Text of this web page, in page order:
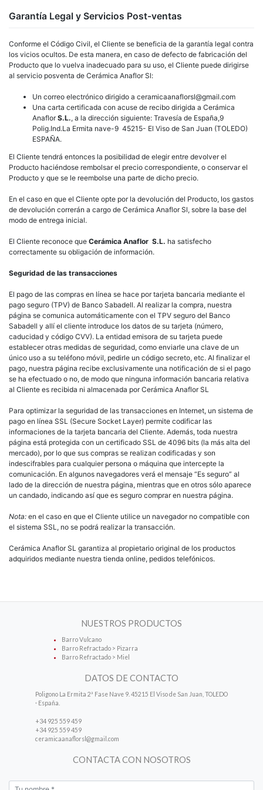
Garantía Legal y Servicios Post-ventas
Conforme el Código Civil, el Cliente se beneficia de la garantía legal contra
los vicios ocultos. De esta manera, en caso de defecto de fabricación del
Producto que lo vuelva inadecuado para su uso, el Cliente puede dirigirse
al servicio posventa de Cerámica Anaflor Sl:
Un correo electrónico dirigido a ceramicaanaflorsl@gmail.com
Una carta certificada con acuse de recibo dirigida a Cerámica
AnaflorS.L., a la dirección siguiente: Travesía de España,9
Polig.Ind.La Ermita nave-9 45215- El Viso de San Juan (TOLEDO)
ESPAÑA.
El Cliente tendrá entonces la posibilidad de elegir entre devolver el
Producto haciéndose rembolsar el precio correspondiente, o conservar el
Producto y que se le reembolse una parte de dicho precio.
En el caso en que el Cliente opte por la devolución del Producto, los gastos
de devolución correrán a cargo de Cerámica Anaflor Sl, sobre la base del
modo de entrega inicial.
El Cliente reconoce que Cerámica Anaflor S.L. ha satisfecho
correctamente su obligación de información.
Seguridad de las transacciones
El pago de las compras en línea se hace por tarjeta bancaria mediante el
pago seguro (TPV) de Banco Sabadell. Al realizar la compra, nuestra
página se comunica automáticamente con el TPV seguro del Banco
Sabadell y allí el cliente introduce los datos de su tarjeta (número,
caducidad y código CVV). La entidad emisora de su tarjeta puede
establecer otras medidas de seguridad, como enviarle una clave de un
único uso a su teléfono móvil, pedirle un código secreto, etc. Al finalizar el
pago, nuestra página recibe exclusivamente una notificación de si el pago
se ha efectuado o no, de modo que ninguna información bancaria relativa
al Cliente es recibida ni almacenada por Cerámica Anaflor SL
Para optimizar la seguridad de las transacciones en Internet, un sistema de
pago en línea SSL (Secure Socket Layer) permite codificar las
informaciones de la tarjeta bancaria del Cliente. Además, toda nuestra
página está protegida con un certificado SSL de 4096 bits (la más alta del
mercado), por lo que sus compras se realizan codificadas y son
indescifrables para cualquier persona o máquina que intercepte la
comunicación. En algunos navegadores verá el mensaje “Es seguro” al
lado de la dirección de nuestra página, mientras que en otros sólo aparece
un candado, indicando así que es seguro comprar en nuestra página.
Nota: en el caso en que el Cliente utilice un navegador no compatible con
el sistema SSL, no se podrá realizar la transacción.
Cerámica Anaflor SL garantiza al propietario original de los productos
adquiridos mediante nuestra tienda online, pedidos telefónicos.
NUESTROS PRODUCTOS
Barro Vulcano
Barro Refractado > Pizarra
Barro Refractado > Miel
DATOS DE CONTACTO
Poligono La Ermita 2ª Fase Nave 9. 45215 El Viso de San Juan, TOLEDO
· España.
+34 925 559 459
+34 925 559 459
ceramicaanaflorsl@gmail.com
CONTACTA CON NOSOTROS